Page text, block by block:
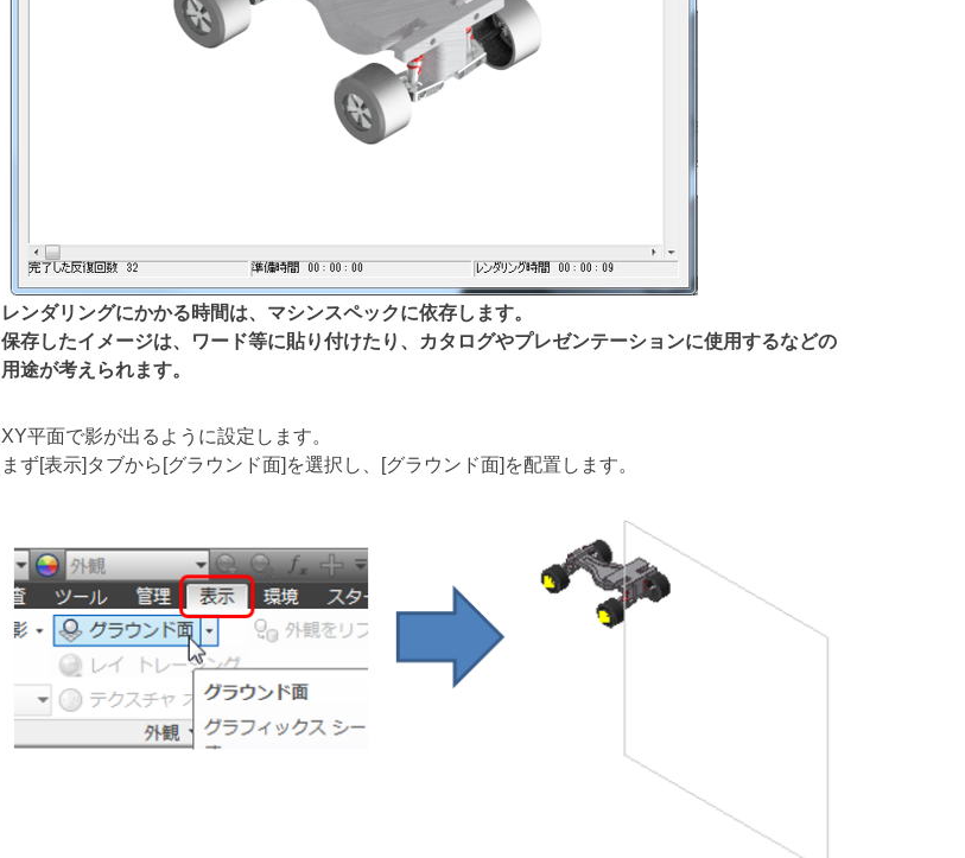
レンダリングにかかる時間は、マシンスペックに依存します。
保存したイメージは、ワード等に貼り付けたり、カタログやプレゼンテーションに使用するなどの
用途が考えられます。
XY平面で影が出るように設定します。
まず[表示]タブから[グラウンド面]を選択し、[グラウンド面]を配置します。